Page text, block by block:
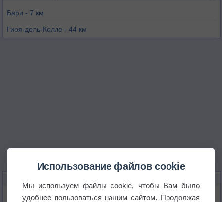
Бари - 7 км
Гиоя-дель-Колле - 44 км
Температура
Использование файлов cookie
Мы используем файлы cookie, чтобы Вам было
удобнее пользоваться нашим сайтом. Продолжая